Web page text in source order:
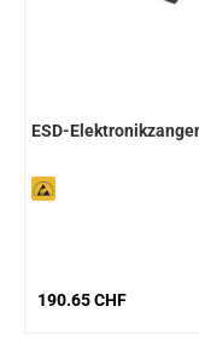
ESD-
190.65 CHF